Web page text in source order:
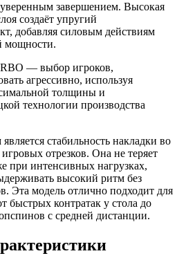
завершением. Высокая
создаёт упругий
добавляя силовым действиям
мощности.
— выбор игроков,
агрессивно, используя
толщины и
технологии производства
стабильность накладки во
отрезков. Она не теряет
при интенсивных нагрузках,
высокий ритм без
Эта модель отлично подходит для
быстрых контратак у стола до
с средней дистанции.